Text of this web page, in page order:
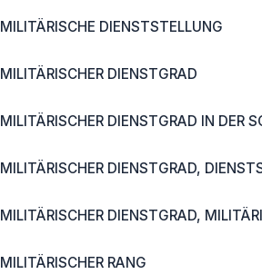
MILITÄRISCHE DIENSTSTELLUNG
MILITÄRISCHER DIENSTGRAD
MILITÄRISCHER DIENSTGRAD IN DER
MILITÄRISCHER DIENSTGRAD,
MILITÄRISCHER DIENSTGRAD,
MILITÄRISCHER RANG